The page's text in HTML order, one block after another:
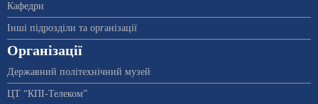
Кафедри
Інші підрозділи та організації
Організації
Державний політехнічний музей
ЦТ “КПІ-Телеком”